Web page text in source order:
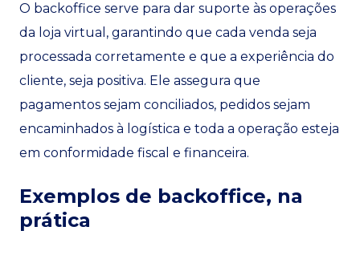
O backoffice serve para dar suporte às operações
da loja virtual, garantindo que cada venda seja
processada corretamente e que a experiência do
cliente, seja positiva. Ele assegura que
pagamentos sejam conciliados, pedidos sejam
encaminhados à logística e toda a operação esteja
em conformidade fiscal e financeira.
Exemplos de backoffice, na
prática